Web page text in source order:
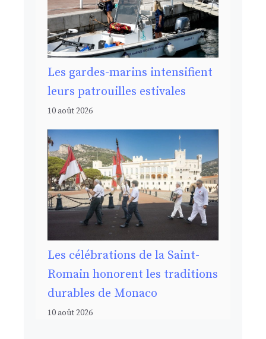
Les gardes-marins intensifient
leurs patrouilles estivales
10 août 2026
Les célébrations de la Saint-
Romain honorent les traditions
durables de Monaco
10 août 2026